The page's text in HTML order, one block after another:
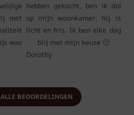
met
was
hebben gekocht, ben ik dol
op mijn woonkamer; hij is
licht en fris. Ik ben elke dag
blij met mijn keuze 🙂
Dorothy
BEOORDELINGEN